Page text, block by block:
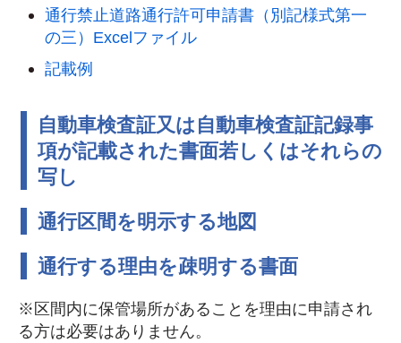
通行禁止道路通行許可申請書（別記様式第一
の三）Excelファイル
記載例
自動車検査証又は自動車検査証記録事
項が記載された書面若しくはそれらの
写し
通行区間を明示する地図
通行する理由を疎明する書面
※区間内に保管場所があることを理由に申請され
る方は必要はありません。